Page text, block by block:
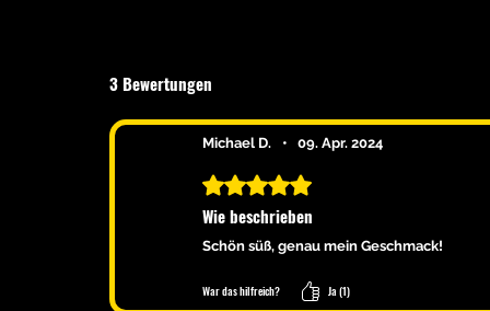
3 Bewertungen
Michael D. • 09. Apr. 2024
Mit 5 von 5 Sternen bewertet.
Wie beschrieben
Schön süß, genau mein Geschmack!
War das hilfreich? Ja (1)